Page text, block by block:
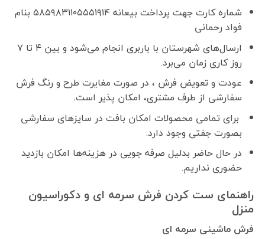
شماره کارت جهت پرداخت بیعانه ۵۸۵۹۸۳۱۱۰۵۵۵۱۹۱۴ بنام
فواد رحمانی
ارسال‌های شهرستان با باربری انجام می‌شود و بین ۴ تا ۷
روز کاری زمان می‌برد.
عودت و تعویض فرش ، در صورت مغایرت طرح و رنگ فرش
سفارشی از طرف مشتری، امکان پذیر است.
برای تمامی محصولات امکان بافت در سایزهای سفارشی
بصورت جفتی وجود دارد.
در حال حاضر بدلیل صرفه جویی در هزینه‌ها امکان بازدید
حضوری نداریم.
راهنمای ست کردن فرش سرمه ای و دکوراسیون
منزل
فرش ماشینی سرمه ای